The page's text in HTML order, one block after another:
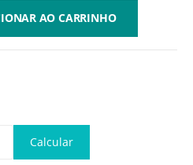
AO CARRINHO
Calcular